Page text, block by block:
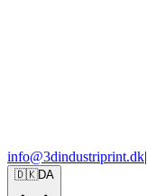
info@3dindustriprint.dk|
🇩🇰DA